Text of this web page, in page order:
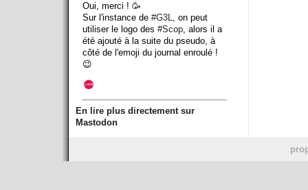
Oui, merci ! 🥳
Sur l'instance de #G3L, on peut
utiliser le logo des #Scop, alors il a
été ajouté à la suite du pseudo, à
côté de l'emoji du journal enroulé !
😉
En lire plus directement sur
Mastodon